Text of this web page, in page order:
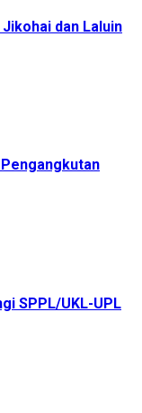
dan Laluin
SPPL/UKL-UPL